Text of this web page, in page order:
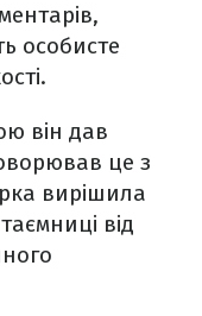
особисте
він дав
це з
вирішила
від